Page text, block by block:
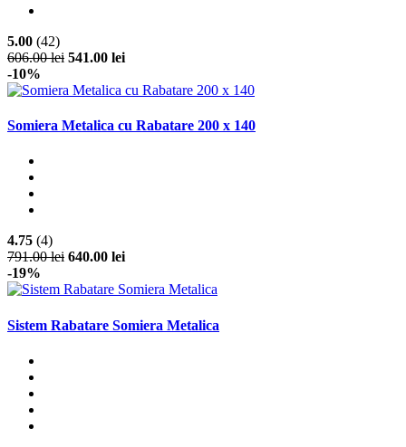
5.00 (42)
606.00 lei 541.00 lei
-10%
Somiera Metalica cu Rabatare 200 x 140
4.75 (4)
791.00 lei 640.00 lei
-19%
Sistem Rabatare Somiera Metalica